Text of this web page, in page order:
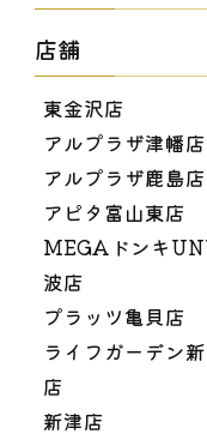
店舗
東金沢店
アルプラザ津幡店
アルプラザ鹿島店
アピタ富山東店
MEGAドンキ
波店
プラッツ亀貝店
ライフガーデン
店
新津店